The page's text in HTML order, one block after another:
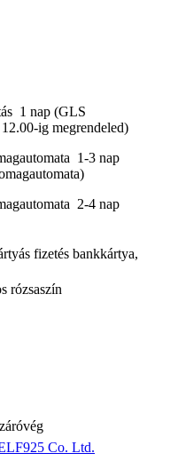
1 nap (GLS
ig megrendeled)
1-3 nap
2-4 nap
bankkártya,
rózsaszín
Co. Ltd.